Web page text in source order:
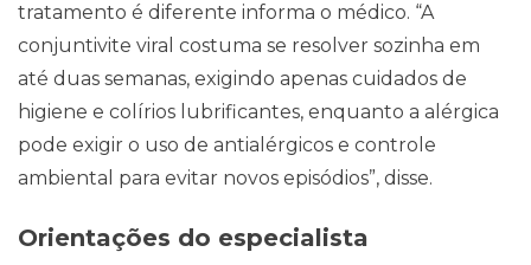
tratamento é diferente informa o médico. “A
conjuntivite viral costuma se resolver sozinha em
até duas semanas, exigindo apenas cuidados de
higiene e colírios lubrificantes, enquanto a alérgica
pode exigir o uso de antialérgicos e controle
ambiental para evitar novos episódios”, disse.
Orientações do especialista